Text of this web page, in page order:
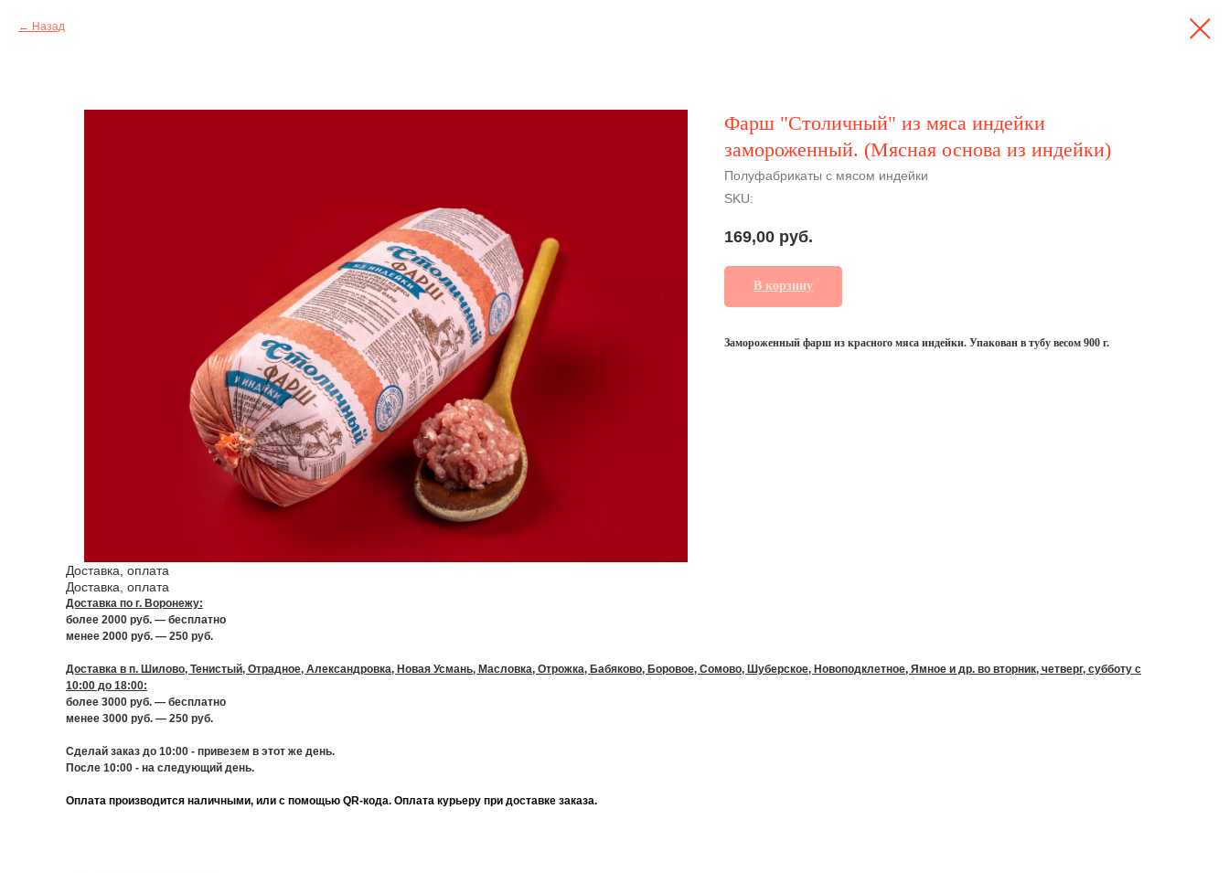
Назад
Фарш "Столичный" из мяса индейки
замороженный. (Мясная основа из индейки)
Полуфабрикаты с мясом индейки
SKU:
169,00 руб.
В корзину
Замороженный фарш из красного мяса индейки. Упакован в тубу весом 900 г.
Доставка, оплата
Доставка, оплата
Доставка по г. Воронежу:
более 2000 руб. — бесплатно
менее 2000 руб. — 250 руб.
Доставка в п. Шилово, Тенистый, Отрадное, Александровка, Новая Усмань, Масловка, Отрожка, Бабяково, Боровое, Сомово, Шуберское, Новоподклетное, Ямное и др. во вторник, четверг, субботу с
10:00 до 18:00:
более 3000 руб. — бесплатно
менее 3000 руб. — 250 руб.
Сделай заказ до 10:00 - привезем в этот же день.
После 10:00 - на следующий день.
Оплата производится наличными, или с помощью QR-кода. Оплата курьеру при доставке заказа.